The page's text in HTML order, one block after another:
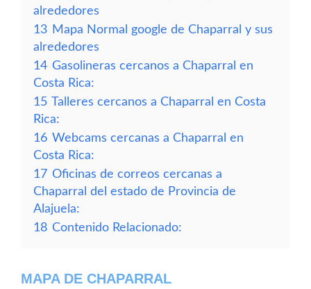
alrededores
13 Mapa Normal google de Chaparral y sus
alrededores
14 Gasolineras cercanos a Chaparral en
Costa Rica:
15 Talleres cercanos a Chaparral en Costa
Rica:
16 Webcams cercanas a Chaparral en
Costa Rica:
17 Oficinas de correos cercanas a
Chaparral del estado de Provincia de
Alajuela:
18 Contenido Relacionado:
MAPA DE CHAPARRAL